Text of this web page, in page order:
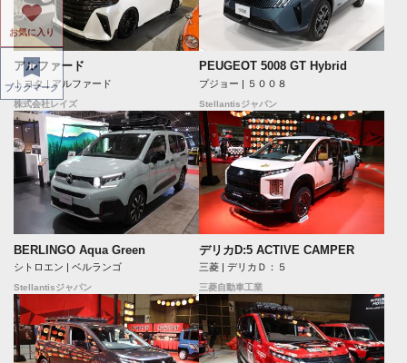
アルファード
トヨタ | アルファード
株式会社レイズ
PEUGEOT 5008 GT Hybrid
プジョー | ５００８
Stellantisジャパン
BERLINGO Aqua Green
シトロエン | ベルランゴ
Stellantisジャパン
デリカD:5 ACTIVE CAMPER
三菱 | デリカＤ：５
三菱自動車工業
お気に入り
ブックマーク